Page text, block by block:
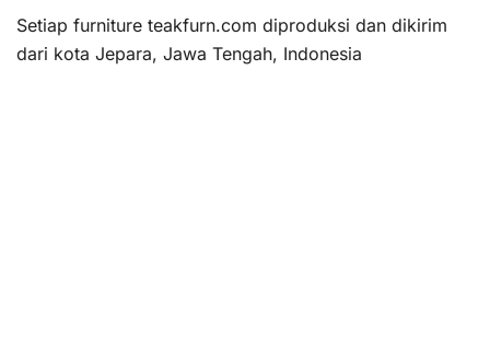
Setiap furniture teakfurn.com diproduksi dan dikirim
dari kota Jepara, Jawa Tengah, Indonesia